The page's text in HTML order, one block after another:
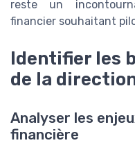
reste un
financier souhaitant
Identifier les
de la
Analyser les
financière